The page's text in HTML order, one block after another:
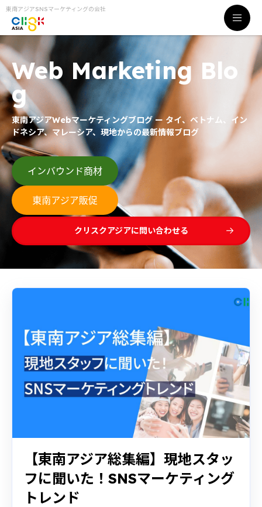
東南アジアSNSマーケティングの会社
Web Marketing Blo
g
東南アジアWebマーケティングブログ ー タイ、ベトナム、イン
ドネシア、マレーシア、現地からの最新情報ブログ
クリスクアジアに問い合わせる
【東南アジア総集編】現地スタッ
フに聞いた！SNSマーケティング
トレンド